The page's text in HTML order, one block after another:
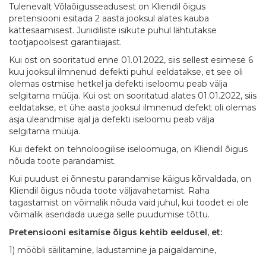
Tulenevalt Võlaõigusseadusest on Kliendil õigus
pretensiooni esitada 2 aasta jooksul alates kauba
kättesaamisest. Juriidiliste isikute puhul lähtutakse
tootjapoolsest garantiiajast.
Kui ost on sooritatud enne 01.01.2022, siis sellest esimese 6
kuu jooksul ilmnenud defekti puhul eeldatakse, et see oli
olemas ostmise hetkel ja defekti iseloomu peab välja
selgitama müüja. Kui ost on sooritatud alates 01.01.2022, siis
eeldatakse, et ühe aasta jooksul ilmnenud defekt oli olemas
asja üleandmise ajal ja defekti iseloomu peab välja
selgitama müüja.
Kui defekt on tehnoloogilise iseloomuga, on Kliendil õigus
nõuda toote parandamist.
Kui puudust ei õnnestu parandamise käigus kõrvaldada, on
Kliendil õigus nõuda toote väljavahetamist. Raha
tagastamist on võimalik nõuda vaid juhul, kui toodet ei ole
võimalik asendada uuega selle puudumise tõttu.
Pretensiooni esitamise õigus kehtib eeldusel, et:
1) mööbli säilitamine, ladustamine ja paigaldamine,